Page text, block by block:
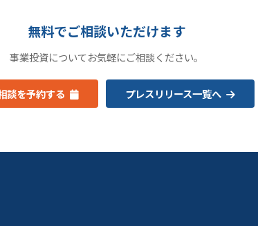
無料でご相談いただけます
事業投資についてお気軽にご相談ください。
談を予約する プレスリリース一覧へ